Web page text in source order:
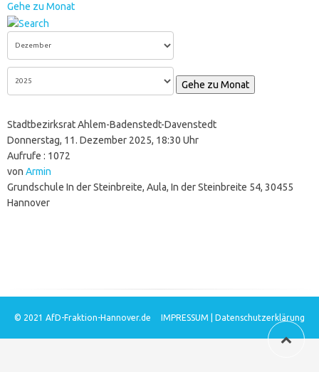
Gehe zu Monat
Gehe zu Monat
Stadtbezirksrat Ahlem-Badenstedt-Davenstedt
Donnerstag, 11. Dezember 2025, 18:30 Uhr
Aufrufe : 1072
von Armin
Grundschule In der Steinbreite, Aula, In der Steinbreite 54, 30455
Hannover
© 2021 AfD-Fraktion-Hannover.de IMPRESSUM Datenschutzerklärung